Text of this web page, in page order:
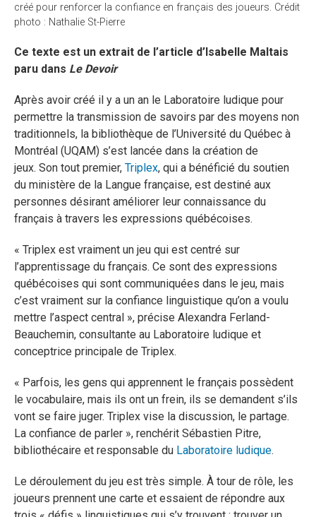
créé pour renforcer la confiance en français des joueurs. Crédit
photo : Nathalie St-Pierre
Ce texte est un extrait de l’article d’Isabelle Maltais
paru dans Le Devoir
Après avoir créé il y a un an le Laboratoire ludique pour
permettre la transmission de savoirs par des moyens non
traditionnels, la bibliothèque de l’Université du Québec à
Montréal (UQAM) s’est lancée dans la création de
jeux. Son tout premier, Triplex, qui a bénéficié du soutien
du ministère de la Langue française, est destiné aux
personnes désirant améliorer leur connaissance du
français à travers les expressions québécoises.
« Triplex est vraiment un jeu qui est centré sur
l’apprentissage du français. Ce sont des expressions
québécoises qui sont communiquées dans le jeu, mais
c’est vraiment sur la confiance linguistique qu’on a voulu
mettre l’aspect central », précise Alexandra Ferland-
Beauchemin, consultante au Laboratoire ludique et
conceptrice principale de Triplex.
« Parfois, les gens qui apprennent le français possèdent
le vocabulaire, mais ils ont un frein, ils se demandent s’ils
vont se faire juger. Triplex vise la discussion, le partage.
La confiance de parler », renchérit Sébastien Pitre,
bibliothécaire et responsable du Laboratoire ludique.
Le déroulement du jeu est très simple. À tour de rôle, les
joueurs prennent une carte et essaient de répondre aux